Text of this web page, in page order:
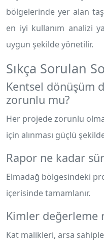
bölgelerinde yer alan
en iyi kullanım analizi
uygun şekilde yönetilir.
Sıkça Sorulan
Kentsel dönüşüm
zorunlu mu?
Her projede zorunlu
için alınması güçlü
Rapor ne kadar
Elmadağ bölgesindeki
içerisinde tamamlanır.
Kimler değerleme
Kat malikleri, arsa